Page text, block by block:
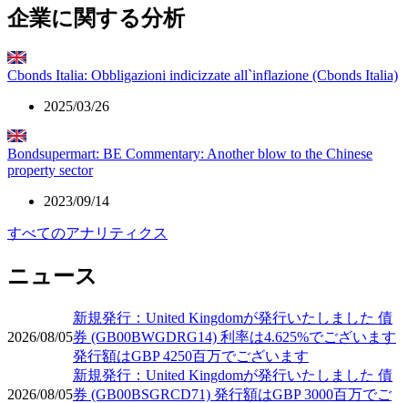
企業に関する分析
Cbonds Italia: Obbligazioni indicizzate all`inflazione (Cbonds Italia)
2025/03/26
Bondsupermart: BE Commentary: Another blow to the Chinese
property sector
2023/09/14
すべてのアナリティクス
ニュース
2026/08/05
新規発行：United Kingdomが発行いたしました 債
券 (GB00BWGDRG14) 利率は4.625%でございます
発行額はGBP 4250百万でございます
2026/08/05
新規発行：United Kingdomが発行いたしました 債
券 (GB00BSGRCD71) 発行額はGBP 3000百万でご